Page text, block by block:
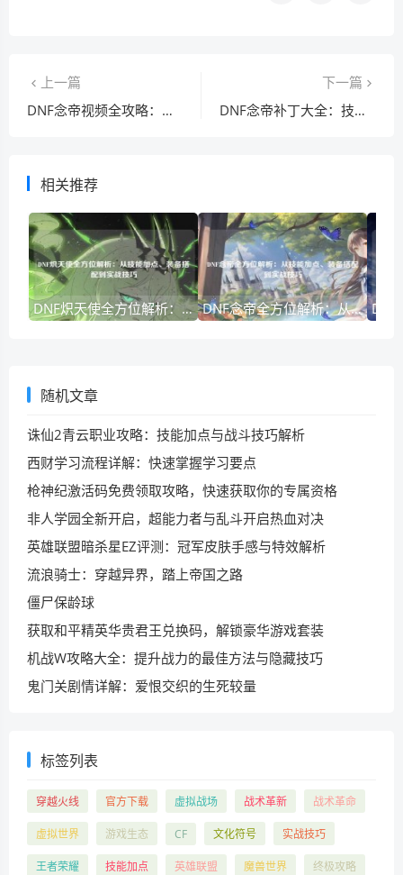
上一篇
DNF念帝视频全攻略：从入门到精通，技能连招与装备搭配一网打尽
下一篇
DNF念帝补丁大全：技能优化、时装美化与界面增强全攻略
相关推荐
DNF炽天使全方位解析：从技能加点、装备搭配到实战技巧 DNF念帝全方位解析：从技能加点、装备搭配到实战技巧
随机文章
诛仙2青云职业攻略：技能加点与战斗技巧解析
西财学习流程详解：快速掌握学习要点
枪神纪激活码免费领取攻略，快速获取你的专属资格
非人学园全新开启，超能力者与乱斗开启热血对决
英雄联盟暗杀星EZ评测：冠军皮肤手感与特效解析
流浪骑士：穿越异界，踏上帝国之路
僵尸保龄球
获取和平精英华贵君王兑换码，解锁豪华游戏套装
机战W攻略大全：提升战力的最佳方法与隐藏技巧
鬼门关剧情详解：爱恨交织的生死较量
标签列表
穿越火线 官方下载 虚拟战场 战术革新 战术革命
虚拟世界 游戏生态 CF 文化符号 实战技巧
王者荣耀 技能加点 英雄联盟 魔兽世界 终极攻略